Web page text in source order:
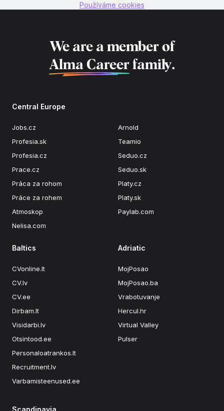
Používáme cookies
We are a member of
Alma Career family.
Central Europe
Jobs.cz
Profesia.sk
Profesia.cz
Prace.cz
Práca za rohom
Práce za rohem
Atmoskop
Nelisa.com
Arnold
Teamio
Seduo.cz
Seduo.sk
Platy.cz
Platy.sk
Paylab.com
Baltics
CVonline.lt
CV.lv
CV.ee
Dirbam.lt
Visidarbi.lv
Otsintood.ee
Personaloatrankos.lt
Recruitment.lv
Varbamisteenused.ee
Adriatic
MojPosao
MojPosao.ba
Vrabotuvanje
Hercul.hr
Virtual Valley
Pulser
Scandinavia